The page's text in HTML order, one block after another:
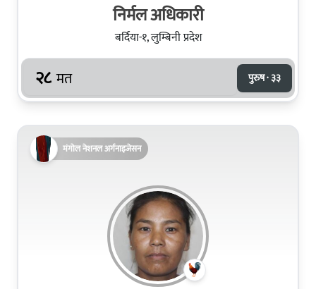
निर्मल अधिकारी
बर्दिया-१, लुम्बिनी प्रदेश
२८ मत पुरुष · ३३
मंगोल नेशनल अर्गनाइजेसन